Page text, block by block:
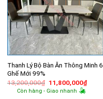
Thanh Lý Bộ Bàn Ăn Thông Minh 6
Ghế Mới 99%
13,200,000₫ Giá
gốc
là:
11,800,000₫Giá
hiện
Còn hàng - Giao nhanh